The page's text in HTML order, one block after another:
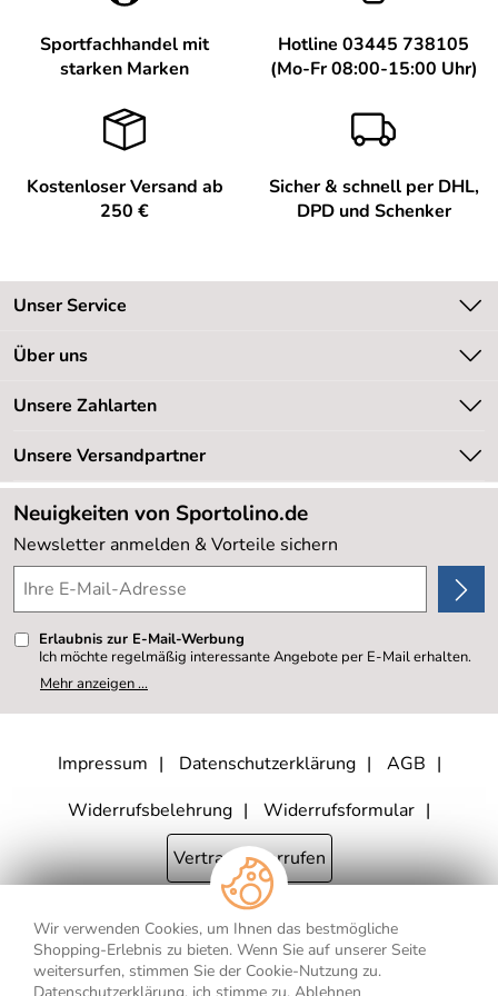
Wir verwenden Cookies, um Ihnen das bestmögliche
Shopping-Erlebnis zu bieten. Wenn Sie auf unserer Seite
weitersurfen, stimmen Sie der Cookie-Nutzung zu.
Sportfachhandel mit
starken Marken
Hotline 03445 738105
(Mo-Fr 08:00-15:00 Uhr)
Kostenloser Versand ab
250 €
Sicher & schnell per DHL,
DPD und Schenker
Unser Service
Kontakt
Newsletter
Retourenabwicklung
Lieferbedingungen
Kundenlogin
Über uns
Unsere Bestseller
Neu
Sale %
Kundenbewertungen (20.177)
4,8/5*****
Unsere Zahlarten
Unsere Versandpartner
Neuigkeiten von Sportolino.de
Newsletter anmelden & Vorteile sichern
Erlaubnis zur E-Mail-Werbung
Ich möchte regelmäßig interessante Angebote per E-Mail erhalten.
Meine E-Mail-Adresse wird nicht an andere Unternehmen
weitergegeben. Zu statistischen Zwecken wird in anonymer Form
kann ich jederzeit mit Wirkung für die Zukunft widerrufen, indem ich
den Link "Abmelden" am Ende des Newsletters anklicke oder die
Datenschutzerklärung habe ich zur Kenntnis genommen.
Mehr anzeigen ...
Impressum Datenschutzerklärung
AGB
Widerrufsbelehrung
Widerrufsformular
Vertrag widerrufen
* Alle Preisangaben inkl. MwSt., bis 250,- € Bestellwert zzgl.
Versandkosten, ab 250,- € Bestellwert inkl.Versandkosteninnerhalb
Deutschlands